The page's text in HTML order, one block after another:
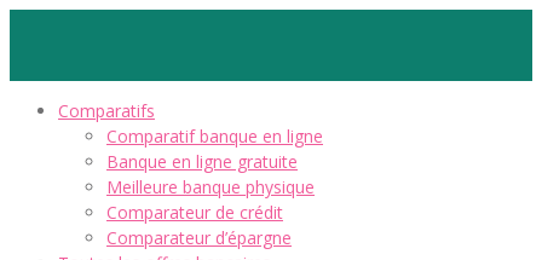
Comparatifs
Comparatif banque en ligne
Banque en ligne gratuite
Meilleure banque physique
Comparateur de crédit
Comparateur d’épargne